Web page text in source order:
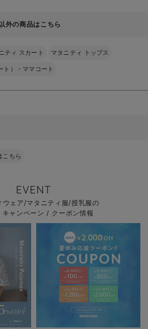
外の商品はこちら
ティ スカート マタニティ トップス
ト）・ママコート
こちら
EVENT
ウェア/マタニティ服/授乳服の
ャンペーン / クーポン情報